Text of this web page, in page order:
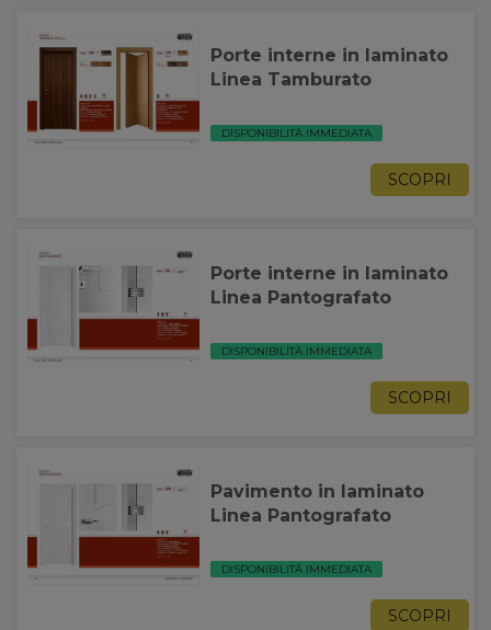
Porte interne in laminato
Linea Tamburato
DISPONIBILITÀ IMMEDIATA
SCOPRI
Porte interne in laminato
Linea Pantografato
DISPONIBILITÀ IMMEDIATA
SCOPRI
Pavimento in laminato
Linea Pantografato
DISPONIBILITÀ IMMEDIATA
SCOPRI